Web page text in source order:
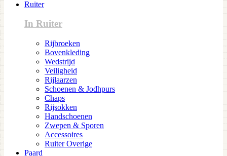
Ruiter
In Ruiter
Rijbroeken
Bovenkleding
Wedstrijd
Veiligheid
Rijlaarzen
Schoenen & Jodhpurs
Chaps
Rijsokken
Handschoenen
Zwepen & Sporen
Accessoires
Ruiter Overige
Paard